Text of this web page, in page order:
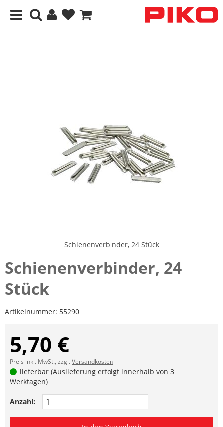
Schienenverbinder, 24 Stück
Schienenverbinder, 24
Stück
Artikelnummer: 55290
5,70 €
Preis inkl. MwSt., zzgl.Versandkosten
lieferbar (Auslieferung erfolgt innerhalb von 3
Werktagen)
Anzahl: